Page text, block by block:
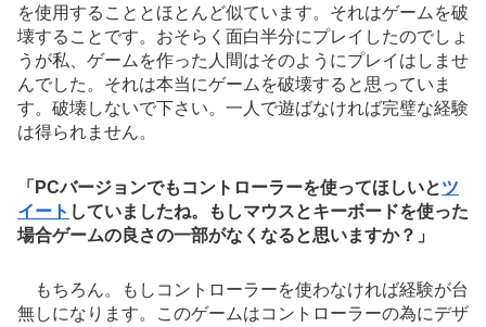
を使用することとほとんど似ています。それはゲームを破
壊することです。おそらく面白半分にプレイしたのでしょ
うが私、ゲームを作った人間はそのようにプレイはしませ
んでした。それは本当にゲームを破壊すると思っていま
す。破壊しないで下さい。一人で遊ばなければ完璧な経験
は得られません。
「PCバージョンでもコントローラーを使ってほしいとツ
イート していましたね。もしマウスとキーボードを使った
場合ゲームの良さの一部がなくなると思いますか？」
もちろん。もしコントローラーを使わなければ経験が台
無しになります。このゲームはコントローラーの為にデザ